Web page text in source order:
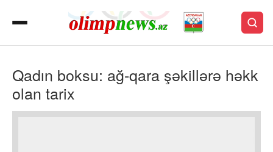
Qadın boksu: ağ-qara şəkillərə həkk
olan tarix